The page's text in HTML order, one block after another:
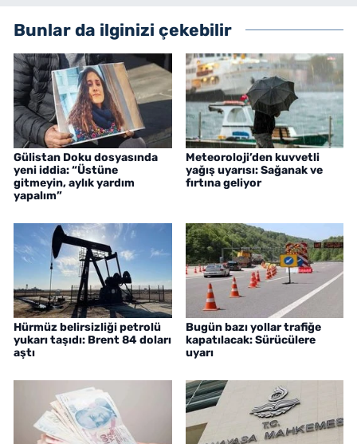
Bunlar da ilginizi çekebilir
Gülistan Doku dosyasında
yeni iddia: “Üstüne
gitmeyin, aylık yardım
yapalım”
Meteoroloji’den kuvvetli
yağış uyarısı: Sağanak ve
fırtına geliyor
Hürmüz belirsizliği petrolü
yukarı taşıdı: Brent 84 doları
aştı
Bugün bazı yollar trafiğe
kapatılacak: Sürücülere
uyarı